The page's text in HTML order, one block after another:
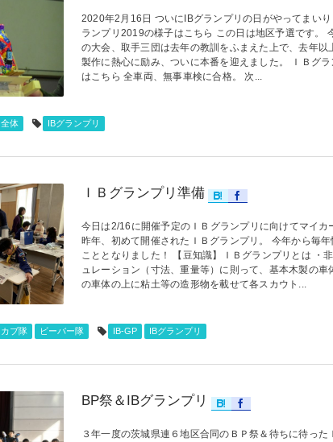
2020年2月16日 ついにIBグランプリの日がやってまい
ランプリ2019の様子はこちら この日は地区予選です。
の大会、取手三団は去年の教訓をふまえた上で、去年以
製作に熱心に励み、ついに本番を迎えました。 ＩＢグ
はこちら 全車両、無事車検に合格。 次...
全体 IBグランプリ
ＩＢグランプリ準備
今日は2/16に開催予定のＩＢグランプリに向けてマイカ
昨年、初めて開催されたＩＢグランプリ。 今年から毎
こととなりました！ 【豆知識】ＩＢグランプリとは ・
ュレーション（寸法、重量等）に則って、基本木製の車
の車体の上に粘土等の造形物を載せて各スカウト...
カブ隊 ビーバー隊 IB-GP IBグランプリ
BP祭＆IBグランプリ
３年一度の茨城県連６地区合同のＢＰ祭＆待ちに待った